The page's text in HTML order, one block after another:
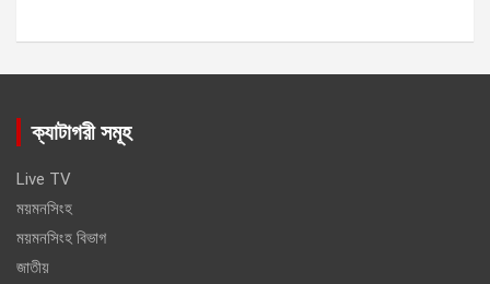
ক্যাটাগরী সমূহ
Live TV
ময়মনসিংহ
ময়মনসিংহ বিভাগ
জাতীয়